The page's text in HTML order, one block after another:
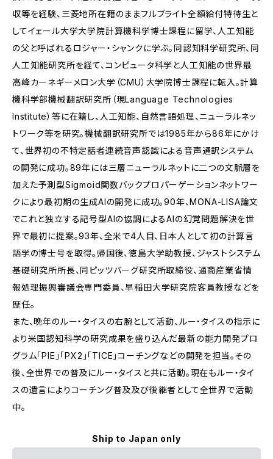
収等を経験、三菱地所在籍のままフルブライト全額給付特待生と
してイェール大学大学院計算機科学博士課程に留学、人工知能
の父と呼ばれるロジャー・シャンクに学ぶ。同認知科学研究所、同
人工知能研究所を経て、コンピュータ科学と人工知能の世界最
高峰カーネギーメロン大学（CMU）大学院博士課程に転入。計算
機科学部機械翻訳研究所（現Language Technologies
Institute）等に在籍し、人工知能、自然言語処理、ニューラルネッ
トワーク等を研究。機械翻訳研究所では1985年から86年にかけ
て、世界初の不特定話者連続音声認識による音声通訳システム
の開発に成功。89年には三層ニューラルネットに二つの文脈層を
加えた予測型Sigmoid関数バックプロパーゲーションネットワー
クにより最初期の生成AIの開発に成功。90年、MONA-LISA論文
でこれと独立する記号型AIの協調によるAIの幻覚問題解決を世
界で最初に提案。93年、全米で4人目、日本人として初の計算言
語学の博士号を取得。帰国後、徳島大学助教授、ジャストシステム
基礎研究所所長、同ピッツバーグ研究所取締役、通商産業省情
報処理振興審議会専門委員、早稲田大学研究院客員教授などを
歴任。
また、晩年のルー・タイスの右腕として活動、ルー・タイスの指示に
より米国認知科学の研究成果を盛り込んだ最新の能力開発プロ
グラム「PIE」「PX2」「TICE」コーチングなどの開発を担当。その
後、全世界での普及にルー・タイスと共に活動。現在もルー・タイ
スの遺言によりコーチング普及及び後継者として全世界で活動
中。
Ship to Japan only